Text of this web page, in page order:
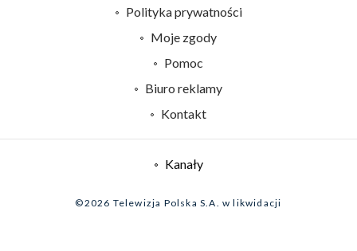
Centrum informacji TVP
Naziemna Telewizja Cyfrowa
Biuro Reklamy
Polityka prywatności
Moje zgody
Pomoc
Biuro reklamy
Kontakt
Kanały
©2026 Telewizja Polska S.A. w likwidacji